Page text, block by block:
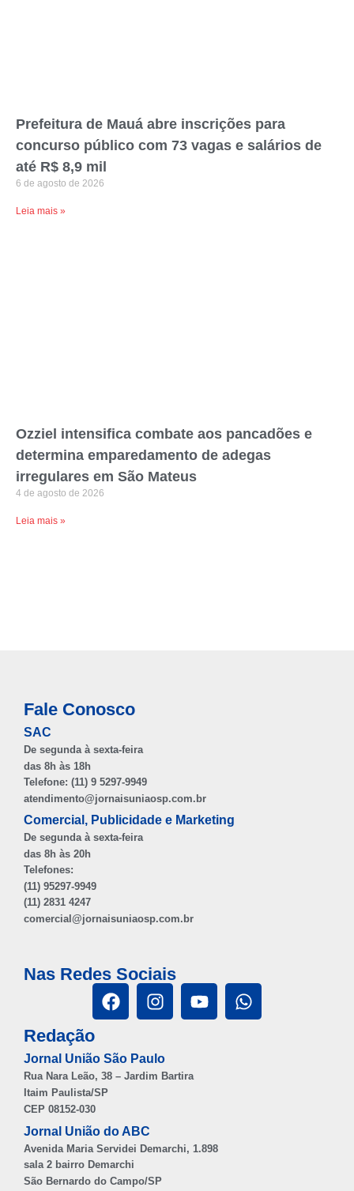
Prefeitura de Mauá abre inscrições para
concurso público com 73 vagas e salários de
até R$ 8,9 mil
6 de agosto de 2026
Leia mais »
Ozziel intensifica combate aos pancadões e
determina emparedamento de adegas
irregulares em São Mateus
4 de agosto de 2026
Leia mais »
Fale Conosco
SAC
De segunda à sexta-feira
das 8h às 18h
Telefone: (11) 9 5297-9949
atendimento@jornaisuniaosp.com.br
Comercial, Publicidade e Marketing
De segunda à sexta-feira
das 8h às 20h
Telefones:
(11) 95297-9949
(11) 2831 4247
comercial@jornaisuniaosp.com.br
Nas Redes Sociais
Redação
Jornal União São Paulo
Rua Nara Leão, 38 – Jardim Bartira
Itaim Paulista/SP
CEP 08152-030
Jornal União do ABC
Avenida Maria Servidei Demarchi, 1.898
sala 2 bairro Demarchi
São Bernardo do Campo/SP